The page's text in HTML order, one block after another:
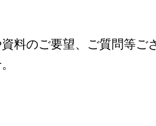
料のご要望、ご質問等ご